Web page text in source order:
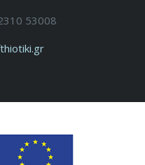
53008